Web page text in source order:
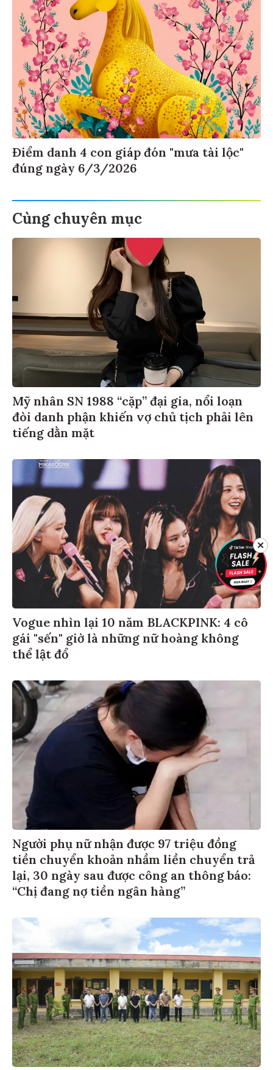
Điểm danh 4 con giáp đón "mưa tài lộc"
đúng ngày 6/3/2026
Cùng chuyên mục
Mỹ nhân SN 1988 “cặp” đại gia, nổi loạn
đòi danh phận khiến vợ chủ tịch phải lên
tiếng dằn mặt
Vogue nhìn lại 10 năm BLACKPINK: 4 cô
gái "sến" giờ là những nữ hoàng không
thể lật đổ
Người phụ nữ nhận được 97 triệu đồng
tiền chuyển khoản nhầm liền chuyển trả
lại, 30 ngày sau được công an thông báo:
“Chị đang nợ tiền ngân hàng”
✕